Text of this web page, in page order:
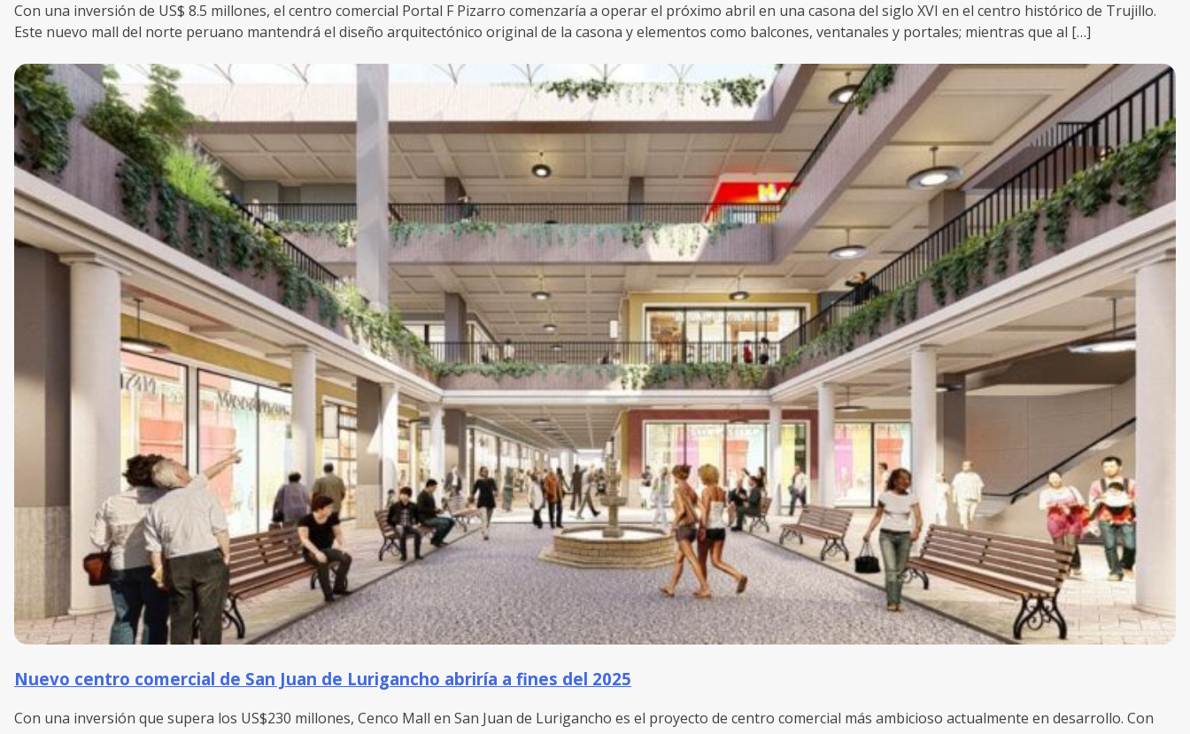
Con una inversión de US$ 8.5 millones, el centro comercial Portal F Pizarro comenzaría a operar el próximo abril en una casona del siglo XVI en el centro histórico de Trujillo.
Este nuevo mall del norte peruano mantendrá el diseño arquitectónico original de la casona y elementos como balcones, ventanales y portales; mientras que al […]
Nuevo centro comercial de San Juan de Lurigancho abriría a fines del 2025
Con una inversión que supera los US$230 millones, Cenco Mall en San Juan de Lurigancho es el proyecto de centro comercial más ambicioso actualmente en desarrollo. Con